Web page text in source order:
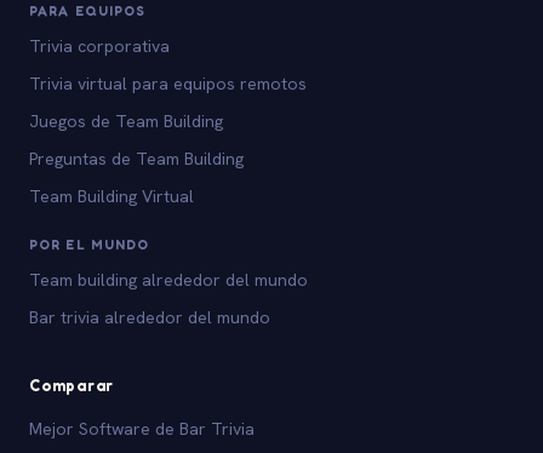
PARA EQUIPOS
Trivia corporativa
Trivia virtual para equipos remotos
Juegos de Team Building
Preguntas de Team Building
Team Building Virtual
POR EL MUNDO
Team building alrededor del mundo
Bar trivia alrededor del mundo
Comparar
Mejor Software de Bar Trivia